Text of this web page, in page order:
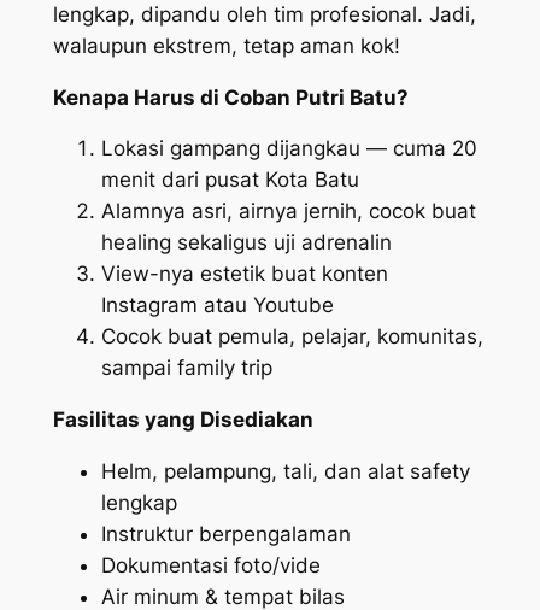
lengkap, dipandu oleh tim profesional. Jadi,
walaupun ekstrem, tetap aman kok!
Kenapa Harus di Coban Putri Batu?
Lokasi gampang dijangkau — cuma 20
menit dari pusat Kota Batu
Alamnya asri, airnya jernih, cocok buat
healing sekaligus uji adrenalin
View-nya estetik buat konten
Instagram atau Youtube
Cocok buat pemula, pelajar, komunitas,
sampai family trip
Fasilitas yang Disediakan
Helm, pelampung, tali, dan alat safety
lengkap
Instruktur berpengalaman
Dokumentasi foto/vide
Air minum & tempat bilas